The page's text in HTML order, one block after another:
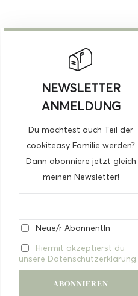
NEWSLETTER
ANMELDUNG
Du möchtest auch Teil der
cookiteasy Familie werden?
Dann abonniere jetzt gleich
meinen Newsletter!
Neue/r AbonnentIn
Hiermit akzeptierst du
unsere Datenschutzerklärung.